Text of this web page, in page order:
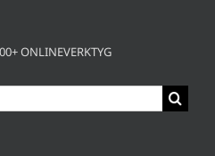
ONLINEVERKTYG